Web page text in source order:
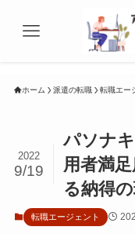
ホーム 派遣の転職 転職エー
パソナ
用者満
る納得
2022
9/19
転職エージェント